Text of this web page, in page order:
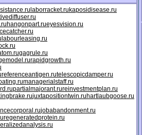
laborracket.rukaposidisease.ru
hangonpart.rueyesvision.ru
labourleasing.ru
gagrule.ru
rapidgrowth.ru
referenceantigen.rutelescopicdamper.ru
managerialstaff.ru
partialmajorant.rureinvestmentplan.ru
juxtapositiontwin.ruhartlaubgoose.ru
jobabandonment.ru
regeneratedprotein.ru